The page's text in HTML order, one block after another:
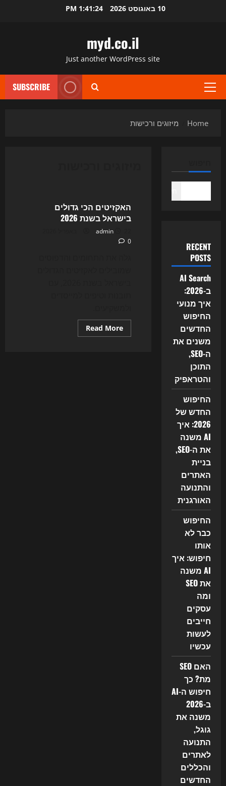
10 באוגוסט 2026 1:41:25 PM
myd.co.il
Just another WordPress site
Primary
SUBSCRIBE
Home מיזוגים ורכישות
האקזיטים הכי גדולים
בישראל בשנת 2026
admin
0
Read More
more
RECENT
POSTS
AI Search
ב-2026:
איך מנועי
החיפוש
החדשים
משנים את
ה-SEO,
התוכן
והטראפיק
החיפוש
החדש של
2026: איך
AI משנה
את ה-SEO,
בניית
האתרים
והתנועה
האורגנית
החיפוש
כבר לא
אותו
חיפוש: איך
AI משנה
את SEO
ומה
עסקים
חייבים
לעשות
עכשיו
האם SEO
מת? כך
חיפוש ה-AI
ב-2026
משנה את
גוגל,
התנועה
לאתרים
והכללים
החדשים